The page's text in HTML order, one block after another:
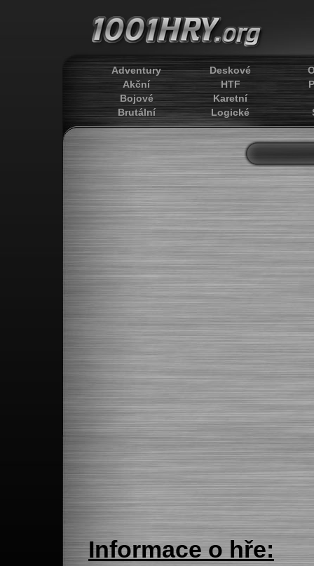
Adventury
Akční
Bojové
Brutální
Deskové
HTF
Karetní
Logické
Informace o hře: